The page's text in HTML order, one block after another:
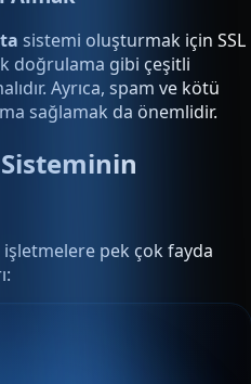
sistemi oluşturmak için SSL
doğrulama gibi çeşitli
Ayrıca, spam ve kötü
sağlamak da önemlidir.
pek çok fayda